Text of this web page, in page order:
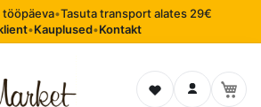
tööpäeva•Tasuta transport alates 29€
•Kauplused•Kontakt
Soovinimekiri
Logi sisse